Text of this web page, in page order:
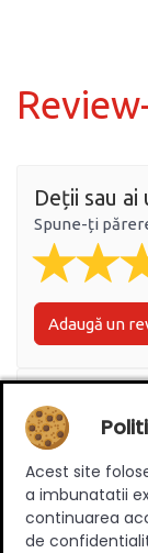
Deții sau
Spune-ți
Adaugă un
Ratingul
0(0
Acest site
a imbunatatii
continuarea
de